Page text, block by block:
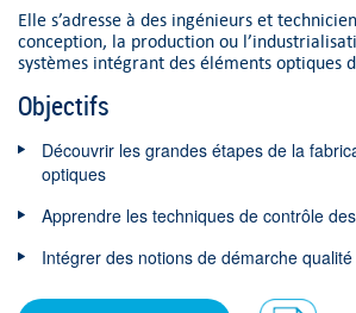
Elle s’adresse à des ingénieurs et
conception, la production ou
systèmes intégrant des éléments optiques
Objectifs
Découvrir les grandes étapes de la
optiques
Apprendre les techniques de contrôle
Intégrer des notions de démarche qualité